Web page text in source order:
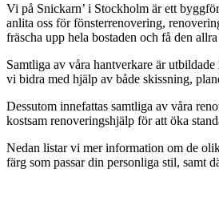
Vi på Snickarn’ i Stockholm är ett
anlita oss för fönsterrenovering,
fräscha upp hela bostaden och få den allra
Samtliga av våra hantverkare är
vi bidra med hjälp av både skissning,
Dessutom innefattas samtliga av våra
kostsam renoveringshjälp för att öka
Nedan listar vi mer information om de
färg som passar din personliga stil, samt